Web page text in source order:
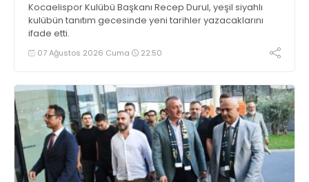
Kocaelispor Kulübü Başkanı Recep Durul, yeşil siyahlı
kulübün tanıtım gecesinde yeni tarihler yazacaklarını
ifade etti.
07 Ağustos 2026 Cuma 22:50